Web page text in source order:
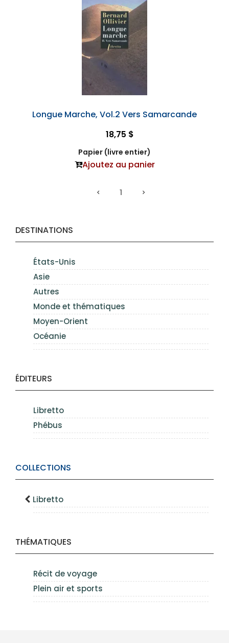
DESTINATIONS
États-Unis
Asie
Autres
Monde et thématiques
Moyen-Orient
Océanie
ÉDITEURS
Libretto
Phébus
COLLECTIONS
Libretto
THÉMATIQUES
Récit de voyage
Plein air et sports
Longue Marche, Vol.2 Vers Samarcande
18,75 $
Papier (livre entier)
Ajoutez au panier
1